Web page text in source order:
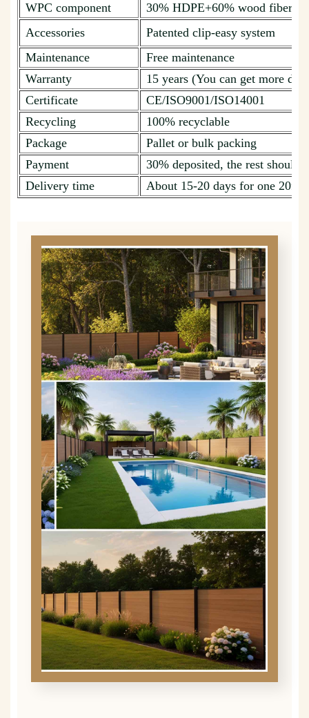
WPC component
30% HDPE+60% wood fiber +
Accessories
Patented clip-easy system
Maintenance
Free maintenance
Warranty
15 years (You can get more
Certificate
CE/ISO9001/ISO14001
Recycling
100% recyclable
Package
Pallet or bulk packing
Payment
30% deposited, the rest should
Delivery time
About 15-20 days for one 20ft